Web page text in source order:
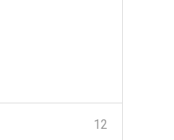
12